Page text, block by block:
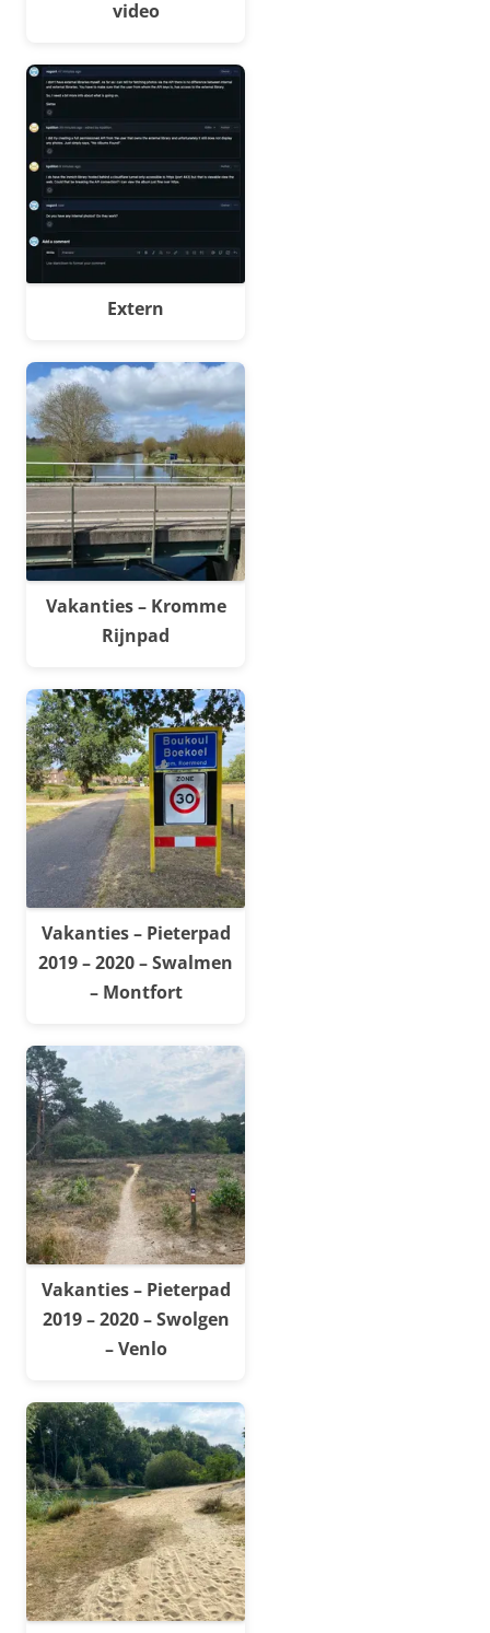
video
Extern
Vakanties – Kromme
Rijnpad
Vakanties – Pieterpad
2019 – 2020 – Swalmen
– Montfort
Vakanties – Pieterpad
2019 – 2020 – Swolgen
– Venlo